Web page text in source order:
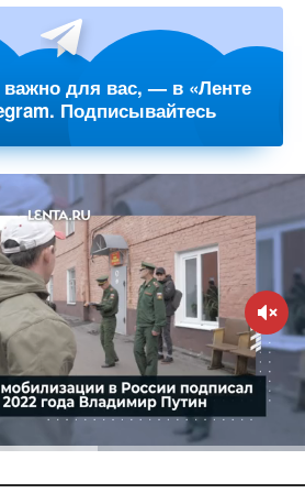
важно для вас, — в «Ленте
Подписывайтесь